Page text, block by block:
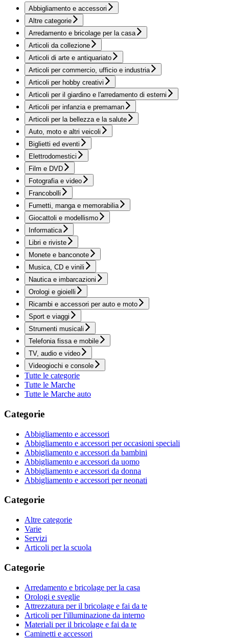
Abbigliamento e accessori
Altre categorie
Arredamento e bricolage per la casa
Articoli da collezione
Articoli di arte e antiquariato
Articoli per commercio, ufficio e industria
Articoli per hobby creativi
Articoli per il giardino e l'arredamento di esterni
Articoli per infanzia e premaman
Articoli per la bellezza e la salute
Auto, moto e altri veicoli
Biglietti ed eventi
Elettrodomestici
Film e DVD
Fotografia e video
Francobolli
Fumetti, manga e memorabilia
Giocattoli e modellismo
Informatica
Libri e riviste
Monete e banconote
Musica, CD e vinili
Nautica e imbarcazioni
Orologi e gioielli
Ricambi e accessori per auto e moto
Sport e viaggi
Strumenti musicali
Telefonia fissa e mobile
TV, audio e video
Videogiochi e console
Tutte le categorie
Tutte le Marche
Tutte le Marche auto
Categorie
Abbigliamento e accessori
Abbigliamento e accessori per occasioni speciali
Abbigliamento e accessori da bambini
Abbigliamento e accessori da uomo
Abbigliamento e accessori da donna
Abbigliamento e accessori per neonati
Categorie
Altre categorie
Varie
Servizi
Articoli per la scuola
Categorie
Arredamento e bricolage per la casa
Orologi e sveglie
Attrezzatura per il bricolage e fai da te
Articoli per l'illuminazione da interno
Materiali per il bricolage e fai da te
Caminetti e accessori